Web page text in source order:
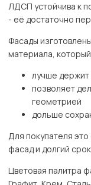
ЛДСП устойчива к
- её достаточно
Фасады
материала,
лучше
позволяет
геометрией
дольше
Для покупателя
фасад и долгий
Цветовая палитра